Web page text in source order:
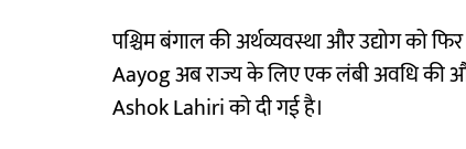
पश्चिम बंगाल की अर्थव्यवस्था और उद्योग को
Aayog अब राज्य के लिए एक लंबी अवधि की
Ashok Lahiri को दी गई है।